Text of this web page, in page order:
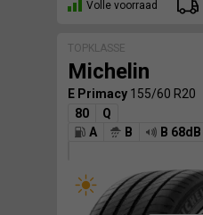
Volle voorraad
TOPKLASSE
Michelin
E Primacy 155/60 R20
80
Q
A
B B 68dB